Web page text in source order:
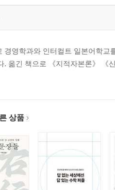
장수하는 가장 큰 이유 · 101
근 급증하는 이유 · 105
나친 기대를 하지 않는 효과 · 108
나쁜 것만은 아니다 · 111
투른 사람은 고집증이 발생하고 있
가 없으면 화가 쌓인다 · 121
거는 바뀌지 않는다 · 122
이 아니라 할 수 있었던 일에 눈길
흘러가는 사고를 멈추는 방법 · 126
경영학과와 인터컬트 일본어학교
. 옮긴 책으로 《지적자본론》 《
상품